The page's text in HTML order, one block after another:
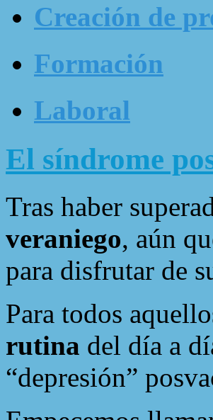
Creación de
Formación
Laboral
El síndrome
Tras haber
veraniego, aún
para disfrutar de
Para todos
rutina del día a
“depresión”